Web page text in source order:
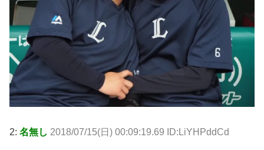
2: 名無し 2018/07/15(日) 00:09:19.69 ID:LiYHPddCd